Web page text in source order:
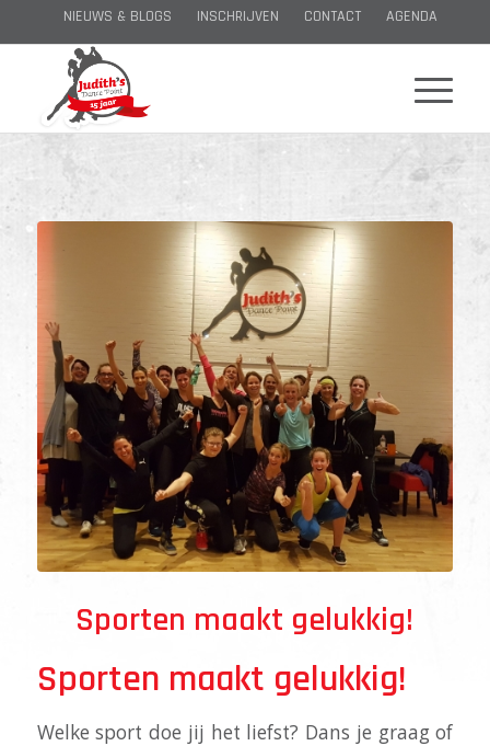
NIEUWS & BLOGS INSCHRIJVEN CONTACT AGENDA
Sporten maakt gelukkig!
Sporten maakt gelukkig!
Welke sport doe jij het liefst? Dans je graag of